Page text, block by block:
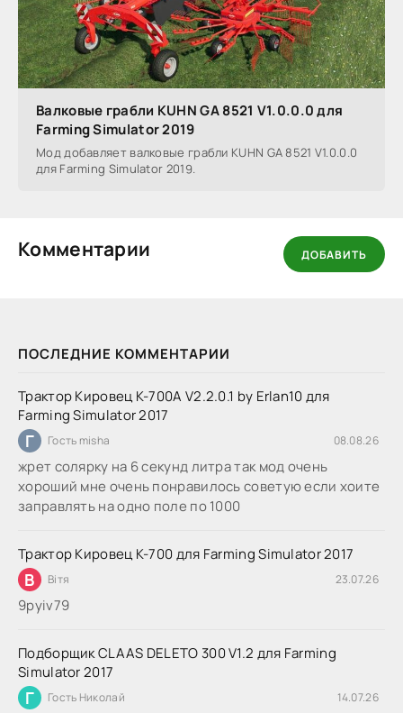
ПОСЛЕДНИЕ КОММЕНТАРИИ
Трактор Кировец К-700А V2.2.0.1 by Erlan10 для
Farming Simulator 2017
Г Гость misha 08.08.26
жрет солярку на 6 секунд литра так мод очень
хороший мне очень понравилось советую если хоите
заправлять на одно поле по 1000
Трактор Кировец К-700 для Farming Simulator 2017
В Вітя 23.07.26
9руіv79
Подборщик CLAAS DELETO 300 V1.2 для Farming
Simulator 2017
Г Гость Николай 14.07.26
Валковые грабли KUHN GA 8521 V1.0.0.0 для
Farming Simulator 2019
Мод добавляет валковые грабли KUHN GA 8521 V1.0.0.0
для Farming Simulator 2019.
Комментарии ДОБАВИТЬ